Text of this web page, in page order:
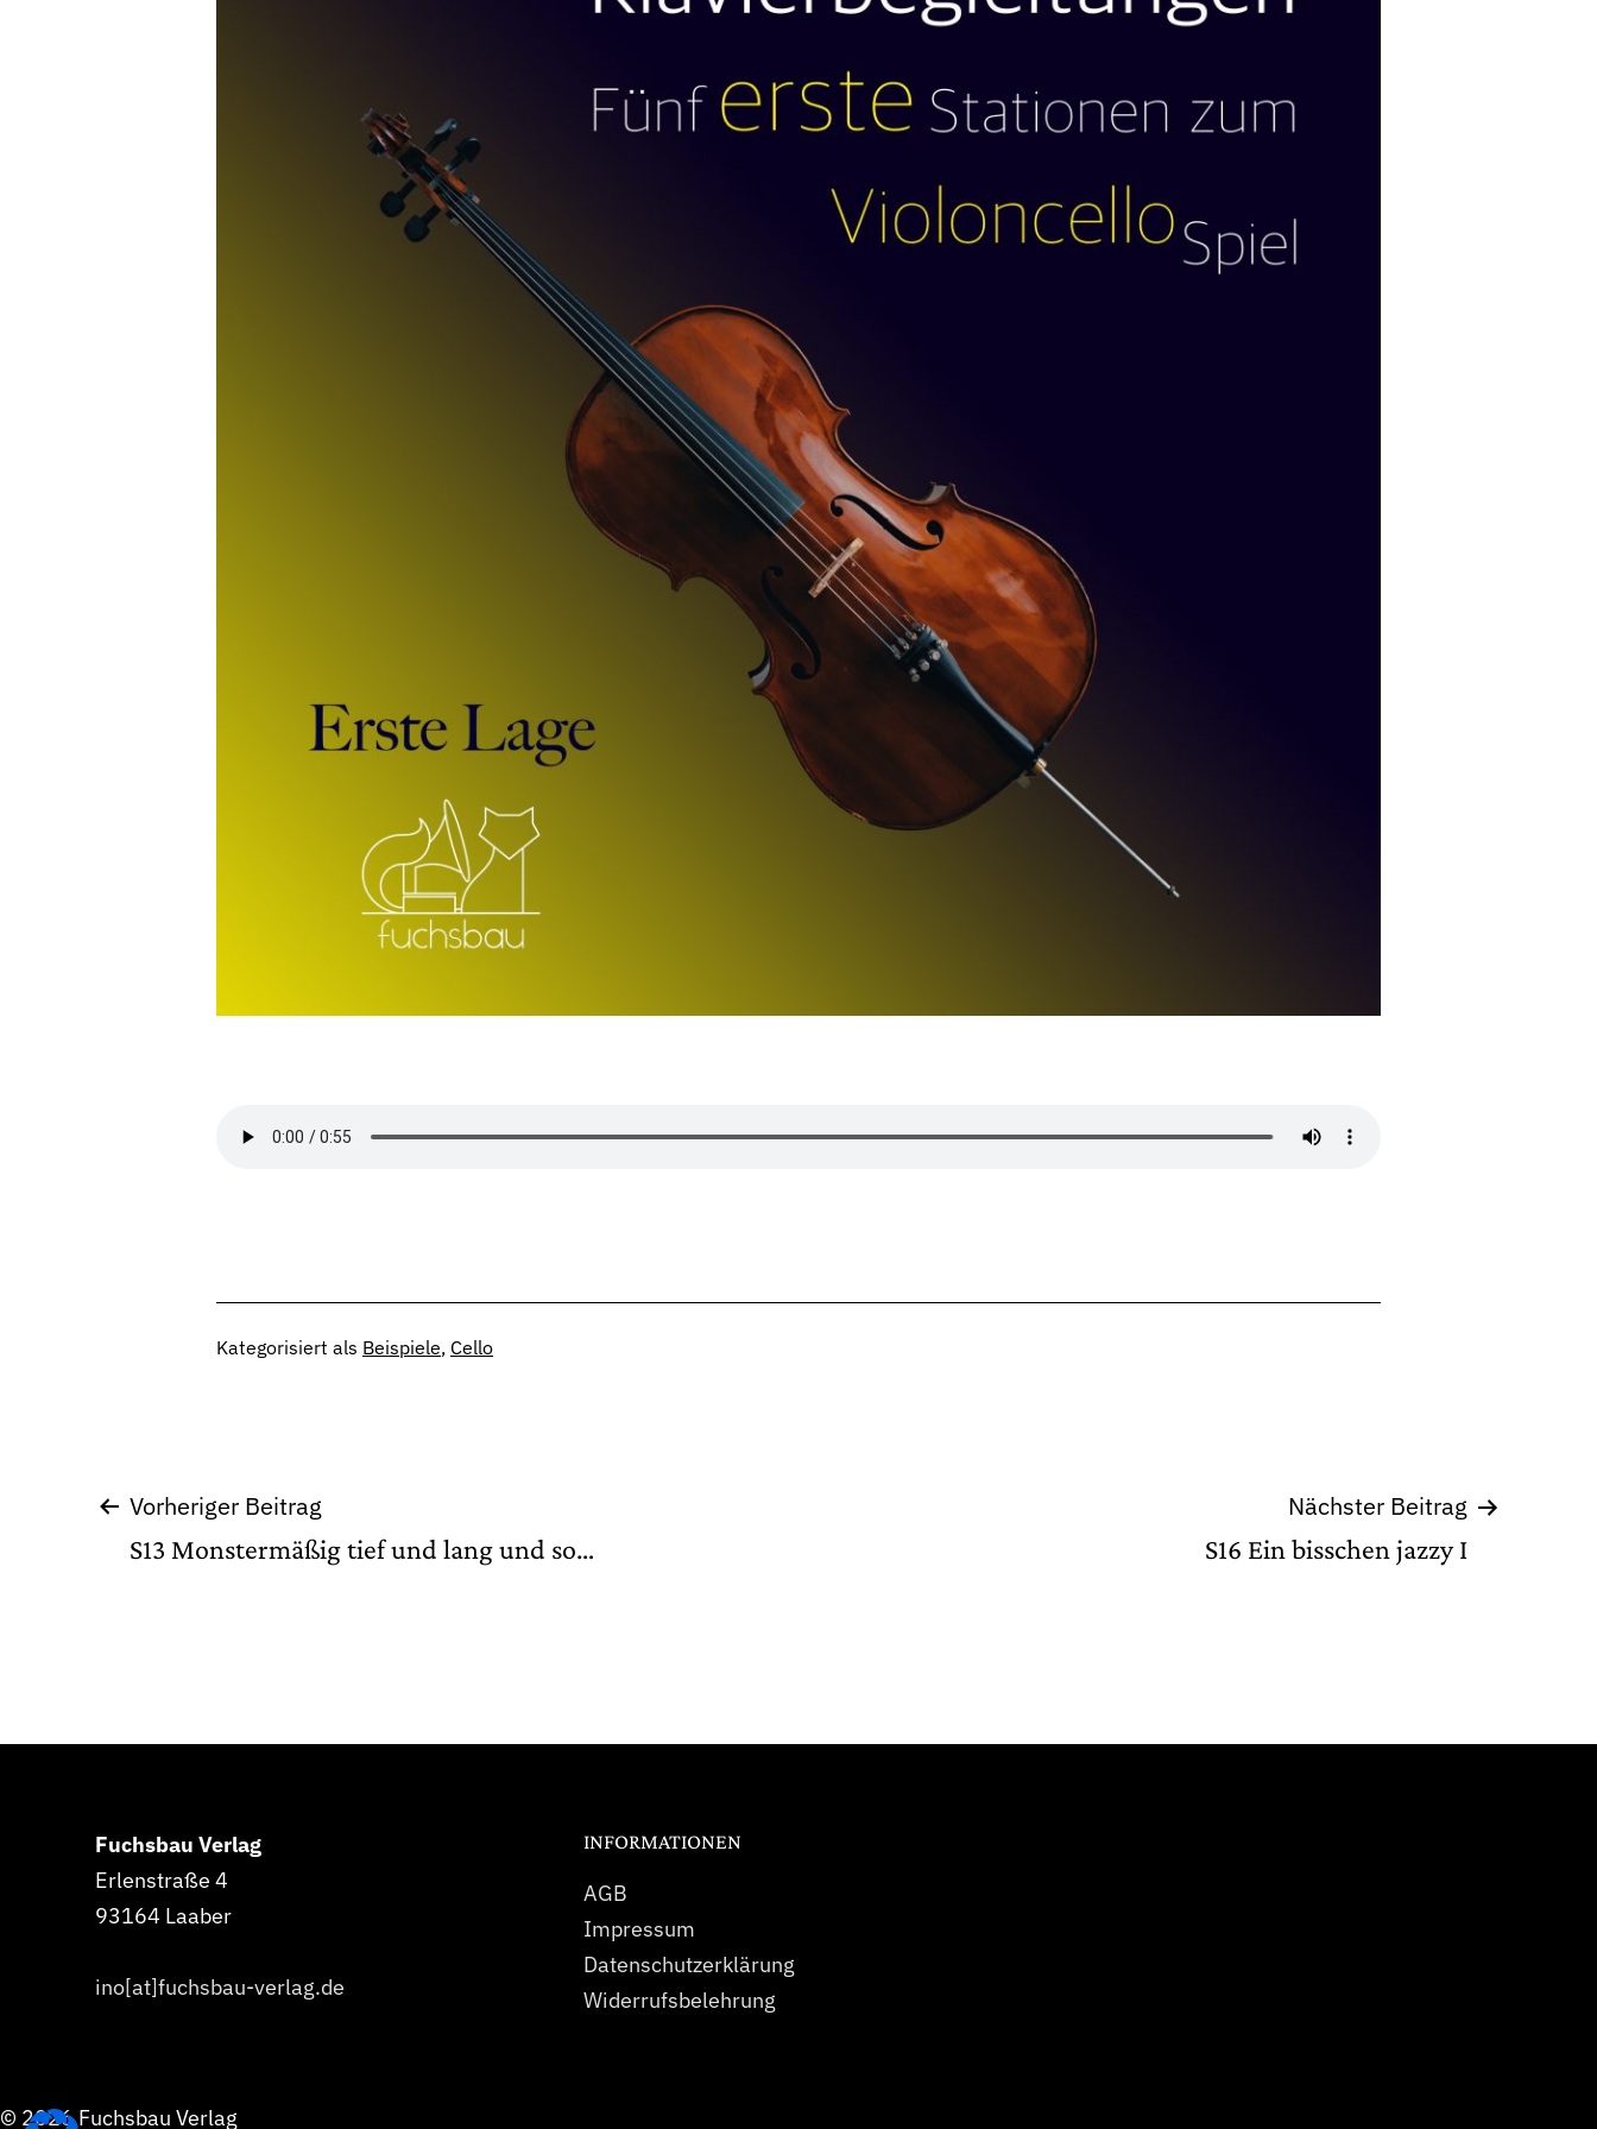
Kategorisiert als Beispiele, Cello
Beitragsnavigation
Vorheriger Beitrag
S13 Monstermäßig tief und lang und so…
Nächster Beitrag
S16 Ein bisschen jazzy I
Fuchsbau Verlag
Erlenstraße 4
93164 Laaber
ino[at]fuchsbau-verlag.de
INFORMATIONEN
AGB
Impressum
Datenschutzerklärung
Widerrufsbelehrung
© 2026 Fuchsbau Verlag